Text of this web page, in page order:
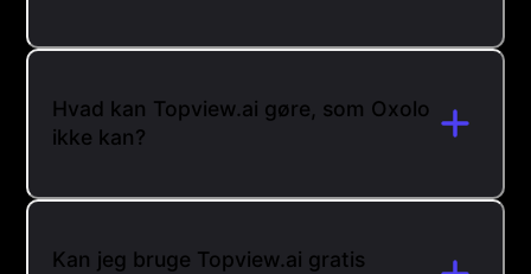
Hvad kan Topview.ai gøre, som Oxolo
ikke kan?
Kan jeg bruge Topview.ai gratis